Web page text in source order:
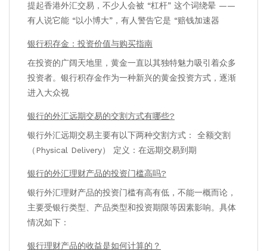
提起香港外汇交易，不少人会被 “杠杆” 这个词绕晕 ——
有人说它能 “以小博大”，有人警告它是 “赔钱加速器
银行积存金：投资价值与购买指南
在投资的广阔天地里，黄金一直以其独特魅力吸引着众多
投资者。银行积存金作为一种新兴的黄金投资方式，逐渐
进入大众视
银行的外汇远期交易的交割方式有哪些?
银行外汇远期交易主要有以下两种交割方式： 全额交割
（Physical Delivery） 定义：在远期交易到期
银行的外汇理财产品的投资门槛高吗?
银行外汇理财产品的投资门槛有高有低，不能一概而论，
主要受银行类型、产品类型和投资期限等因素影响。具体
情况如下：
银行理财产品的收益是如何计算的？